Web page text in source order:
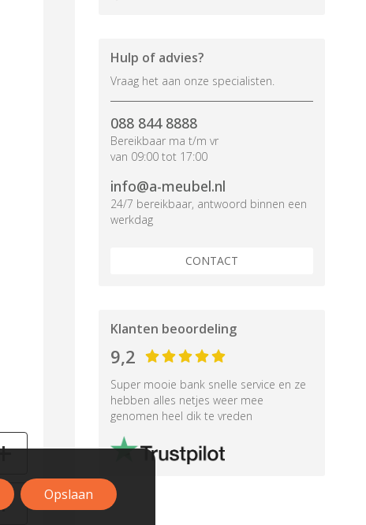
Hulp of advies?
Vraag het aan onze specialisten.
088 844 8888
Bereikbaar ma t/m vr
van 09:00 tot 17:00
info@a-meubel.nl
24/7 bereikbaar, antwoord binnen een
werkdag
CONTACT
Klanten beoordeling
9,2
Super mooie bank snelle service en ze
hebben alles netjes weer mee
genomen heel dik te vreden
Opslaan